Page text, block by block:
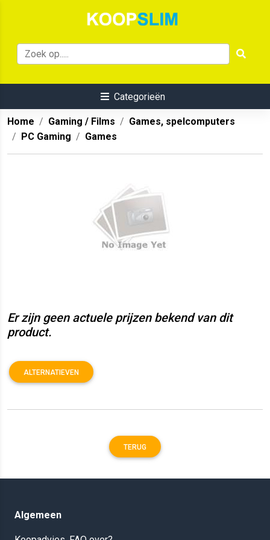
Categorieën
Home Gaming / Films
Games, spelcomputers
PC Gaming
Games
Er zijn geen actuele prijzen bekend van dit
product.
ALTERNATIEVEN
TERUG
Algemeen